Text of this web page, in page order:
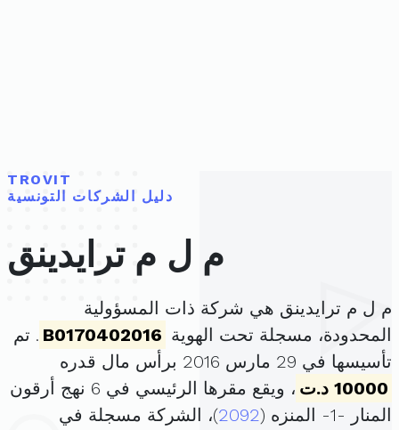
TROVIT
دليل الشركات التونسية
م ل م ترايدينق
م ل م ترايدينق هي شركة ذات المسؤولية
المحدودة، مسجلة تحت الهوية B0170402016 . تم
تأسيسها في 29 مارس 2016 برأس مال قدره
10000 د.ت
، ويقع مقرها الرئيسي في 6 نهج أرقون
المنار -1- المنزه (
2092)، الشركة مسجلة في